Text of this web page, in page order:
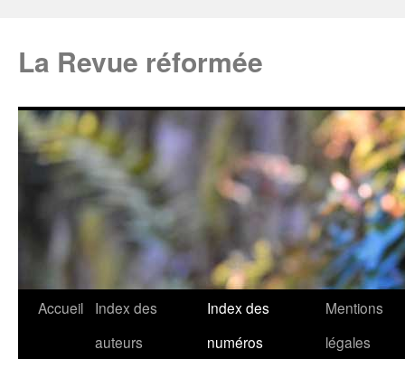
La Revue réformée
Accueil
Index des
auteurs
Index des
numéros
Mentions
légales